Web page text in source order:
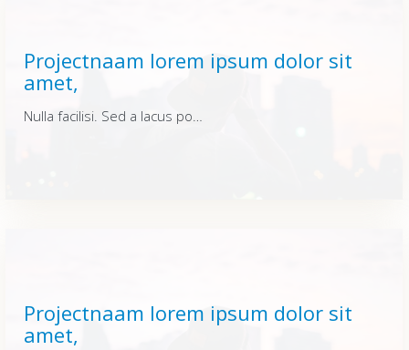
Projectnaam lorem ipsum dolor sit
amet,
Nulla facilisi. Sed a lacus posuere, varius lacus id, fermentum urna. Quisque vitae dui enim. Integer sit amet elementum nunc, at rutrum nisi. Nulla facilisi. Sed a lacus posuere, varius lacus id, fermentum urna. Quisque vitae dui enim. Integer sit amet elementum nunc, at rutrum nisi. Nulla facilisi. Sed a lacus posuere, varius lacus id, fermentum urna. Quisque vitae dui enim. Integer sit amet elementum nunc, at rutrum nisi.
Projectnaam lorem ipsum dolor sit
amet,